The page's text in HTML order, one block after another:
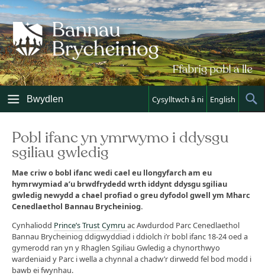
Skip
to
content
Bwydlen Cysylltwch â ni English
Pobl ifanc yn ymrwymo i ddysgu
sgiliau gwledig
Mae criw o bobl ifanc wedi cael eu llongyfarch am eu
hymrwymiad a’u brwdfrydedd wrth iddynt ddysgu sgiliau
gwledig newydd a chael profiad o greu dyfodol gwell ym Mharc
Cenedlaethol Bannau Brycheiniog.
Cynhaliodd Prince’s Trust Cymru ac Awdurdod Parc Cenedlaethol
Bannau Brycheiniog ddigwyddiad i ddiolch i’r bobl ifanc 18-24 oed a
gymerodd ran yn y Rhaglen Sgiliau Gwledig a chynorthwyo
wardeniaid y Parc i wella a chynnal a chadw’r dirwedd fel bod modd i
bawb ei fwynhau.